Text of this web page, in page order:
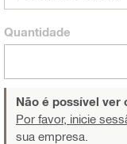
Quantidade
Não é possível ver
Por favor, inicie
sua empresa.